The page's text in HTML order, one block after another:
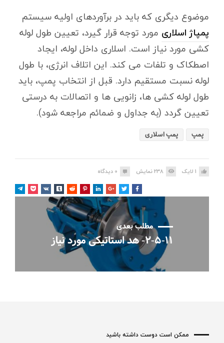
موضوع دیگری که باید در برآوردهای اولیه سیستم
پمپاژ اسلاری مورد توجه قرار گیرد، تعیین طول لوله
کشی مورد نیاز است. اسلاری داخل لوله، ایجاد
اصطکاک و تلفات می کند. این اتلاف انرژی، با طول
لوله نسبت مستقیم دارد. قبل از انتخاب پمپ، باید
طول لوله کشی ها، زانویی ها و اتصالات به درستی
تعیین گردد (به جداول و ضمائم مراجعه شود).
پمپ پمپ اسلاری
1 لایک 238نمایش 0 دیدگاه
مطلب بعدی
۲-۵-۱۱- هد استاتیکی مورد نیاز
ممکن است دوست داشته باشید